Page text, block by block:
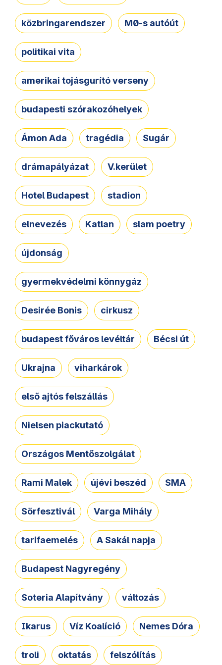
közbringarendszer M0-s autóút
politikai vita
amerikai tojásgurító verseny
budapesti szórakozóhelyek
Ámon Ada tragédia Sugár
drámapályázat V.kerület
Hotel Budapest stadion
elnevezés Katlan slam poetry
újdonság
gyermekvédelmi könnygáz
Desirée Bonis cirkusz
budapest főváros levéltár Bécsi út
Ukrajna viharkárok
első ajtós felszállás
Nielsen piackutató
Országos Mentőszolgálat
Rami Malek újévi beszéd SMA
Sörfesztivál Varga Mihály
tarifaemelés A Sakál napja
Budapest Nagyregény
Soteria Alapítvány változás
Ikarus Víz Koalíció Nemes Dóra
troli oktatás felszólítás